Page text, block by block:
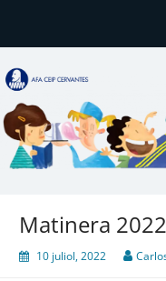
AFA CEIP
AFA CEIP Cervantes
Matinera
10 juliol, 2022